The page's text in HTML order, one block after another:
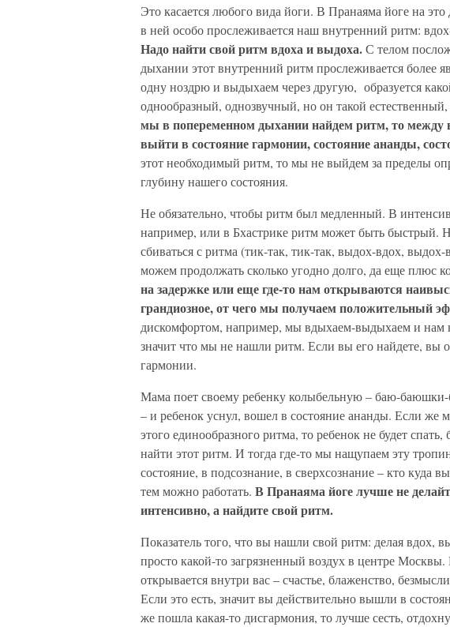
Это касается любого вида йоги. В Пранаяма йоге на это
в ней особо прослеживается наш внутренний ритм:
Надо найти свой ритм вдоха и выдоха.С телом
дыхании этот внутренний ритм прослеживается более
одну ноздрю и выдыхаем через другую, образуется
однообразный, однозвучный, но он такой
мы в попеременном дыхании найдем ритм, то
выйти в состояние гармонии, состояние ананды,
этот необходимый ритм, то мы не выйдем за пределы
глубину нашего состояния.
Не обязательно, чтобы ритм был медленный. В
например, или в Бхастрике ритм может быть быстрый.
сбиваться с ритма (тик-так, тик-так, выдох-вдох,
можем продолжать сколько угодно долго, да еще плюс
на задержке или еще где-то нам открываются
грандиозное, от чего мы получаем положительный
дискомфортом, например, мы вдыхаем-выдыхаем и нам
значит что мы не нашли ритм. Если вы его найдете, вы
гармонии.
Мама поет своему ребенку колыбельную – баю-
– и ребенок уснул, вошел в состояние ананды. Если же
этого единообразного ритма, то ребенок не будет
найти этот ритм. И тогда где-то мы нащупаем эту
состояние, в подсознание, в сверхсознание – кто куда
тем можно работать. В Пранаяма йоге лучше не
интенсивно, а найдите свой ритм.
Показатель того, что вы нашли свой ритм: делая вдох,
просто какой-то загрязненный воздух в центре
открывается внутри вас – счастье, блаженство,
Если это есть, значит вы действительно вышли в
же пошла какая-то дисгармония, то лучше сесть,